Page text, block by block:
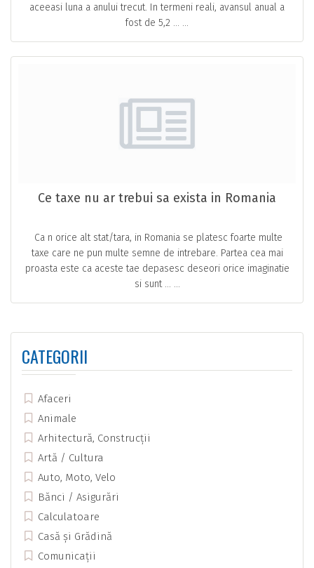
aceeasi luna a anului trecut. In termeni reali, avansul anual a
fost de 5,2 … ...
Ce taxe nu ar trebui sa exista in Romania
Ca n orice alt stat/tara, in Romania se platesc foarte multe
taxe care ne pun multe semne de intrebare. Partea cea mai
proasta este ca aceste tae depasesc deseori orice imaginatie
si sunt … ...
CATEGORII
Afaceri
Animale
Arhitectură, Construcții
Artă / Cultura
Auto, Moto, Velo
Bănci / Asigurări
Calculatoare
Casă și Grădină
Comunicații